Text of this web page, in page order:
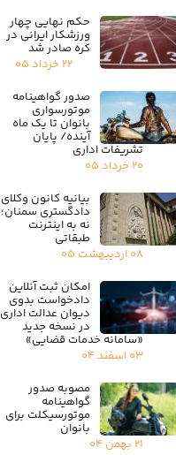
حکم نهایی چهار
ورزشکار ایرانی در
کره صادر شد
۲۲ خرداد ۰۵
صدور گواهینامه
موتورسواری
بانوان تا یک ماه
آینده/ پایان
تشریفات اداری
۲۰ خرداد ۰۵
بیانیه کانون وکلای
دادگستری سمنان؛
نه به اینترنت
طبقاتی
۰۸ اردیبهشت ۰۵
امکان ثبت آنلاین
دادخواست بدوی
دیوان عدالت اداری
در نسخه جدید
«سامانه خدمات قضایی»
۰۳ اسفند ۰۴
مصوبه صدور
گواهینامه
موتورسیکلت برای
بانوان
۲۱ بهمن ۰۴